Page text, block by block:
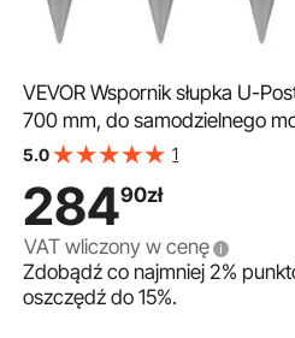
VEVOR Wspornik słupka U-
700 mm, do samodzielnego
zestawie 6 kotew
skrzynek pocztowych i
5.0 1
28490zł
VAT wliczony w cenę
Zdobądź co najmniej2%
oszczędź do15%.